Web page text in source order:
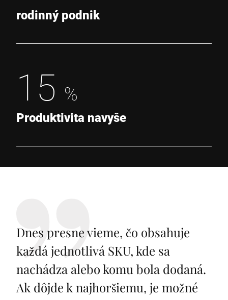
rodinný podnik
15 %
Produktivita navyše
Dnes presne vieme, čo obsahuje
každá jednotlivá SKU, kde sa
nachádza alebo komu bola dodaná.
Ak dôjde k najhoršiemu, je možné